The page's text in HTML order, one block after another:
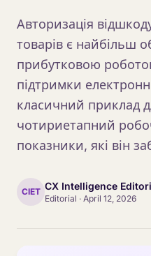
Авторизація
товарів є найбільш
прибутковою
підтримки
класичний приклад
чотириетапний
показники, які він
CIET CX Intelligence
Editorial · April 12, 2026